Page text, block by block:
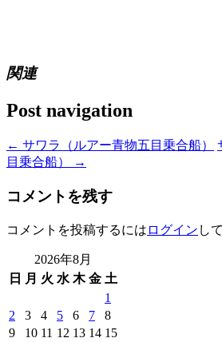
関連
Post navigation
← サワラ（ルアー青物五目乗合船）
目乗合船）
→
コメントを残す
コメントを投稿するには ログイン し
2026年8月
日
月 火 水 木 金 土
1
2
3 4 5 6 7
8
9
10 11 12 13 14 15